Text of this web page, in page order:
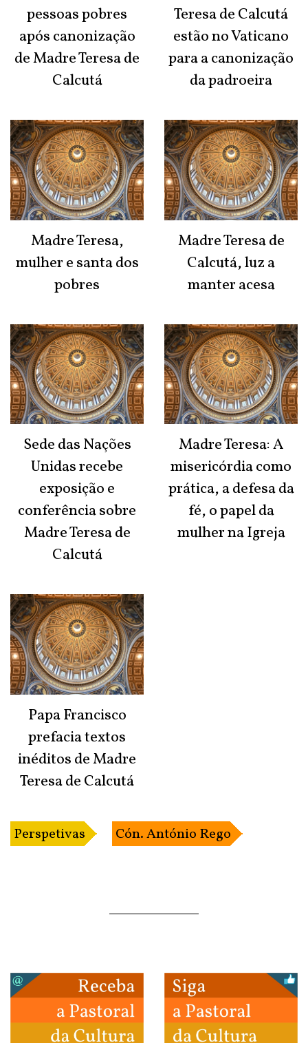
pessoas pobres
após canonização
de Madre Teresa de
Calcutá
Teresa de Calcutá
estão no Vaticano
para a canonização
da padroeira
Madre Teresa,
mulher e santa dos
pobres
Madre Teresa de
Calcutá, luz a
manter acesa
Sede das Nações
Unidas recebe
exposição e
conferência sobre
Madre Teresa de
Calcutá
Madre Teresa: A
misericórdia como
prática, a defesa da
fé, o papel da
mulher na Igreja
Papa Francisco
prefacia textos
inéditos de Madre
Teresa de Calcutá
Perspetivas Cón. António Rego